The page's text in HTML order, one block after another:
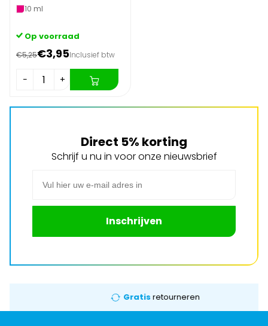
10 ml
Op voorraad
€5,25€3,95Inclusief btw
− +
Direct 5% korting
Schrijf u nu in voor onze nieuwsbrief
Inschrijven
Gratisretourneren